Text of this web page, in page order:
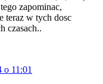
zapominac,
teraz w tych dosc
czasach..
o 11:01